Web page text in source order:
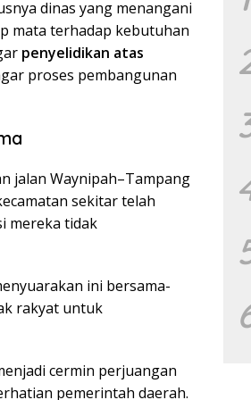
dinas yang menangani
mata terhadap kebutuhan
penyelidikan atas
proses pembangunan
jalan Waynipah–Tampang
sekitar telah
mereka tidak
ini bersama-
rakyat untuk
cermin perjuangan
pemerintah daerah.